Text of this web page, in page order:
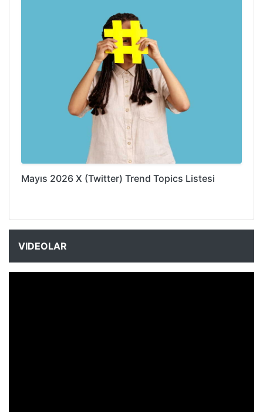
Mayıs 2026 X (Twitter) Trend Topics Listesi
VIDEOLAR